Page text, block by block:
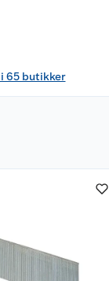
i 65 butikker